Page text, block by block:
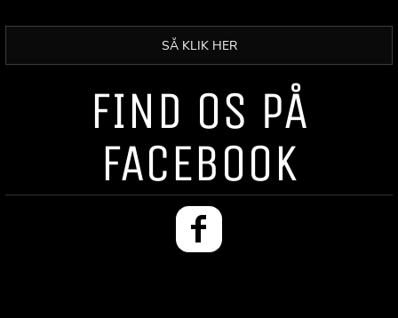
SÅ KLIK HER
FIND OS PÅ
FACEBOOK